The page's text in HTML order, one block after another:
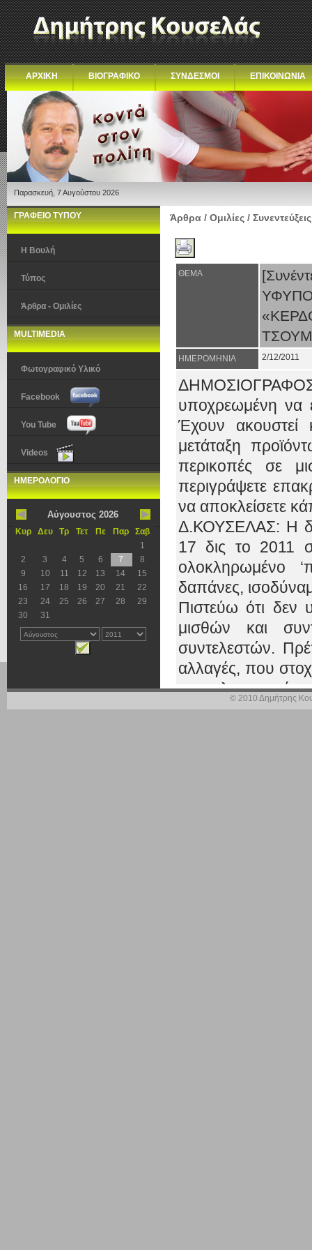
ΑΡΧΙΚΗ ΒΙΟΓΡΑΦΙΚΟ ΣΥΝΔΕΣΜΟΙ ΕΠΙΚΟΙΝΩΝΙΑ
Παρασκευή, 7 Αυγούστου 2026
ΓΡΑΦΕΙΟ ΤΥΠΟΥ
Η Βουλή
Τύπος
Άρθρα - Ομιλίες
MULTIMEDIA
Φωτογραφικό Υλικό
Facebook
You Tube
Videos
ΗΜΕΡΟΛΟΓΙΟ
Αύγουστος 2026
Κυρ Δευ Τρ Τετ Πε Παρ
Σαβ
1
2
3 4 5 6 7
8
9
10 11 12 13 14
15
16
17 18 19 20 21
22
23
24 25 26 27 28
29
30
31
Άρθρα / Ομιλίες / Συνεντεύξεις
ΘΕΜΑ
ΗΜΕΡΟΜΗΝΙΑ 2/12/2011
υποχρεωμένη να
Έχουν
μετάταξη
περικοπές σε
περιγράψετε
να αποκλείσετε
Δ.ΚΟΥΣΕΛΑΣ: Η
17 δις το 2011
ολοκληρωμένο
δαπάνες,
Πιστεύω ότι δεν
μισθών και
συντελεστών.
αλλαγές, που
αποτελεσματικό
και στη
© 2010 Δημήτρης